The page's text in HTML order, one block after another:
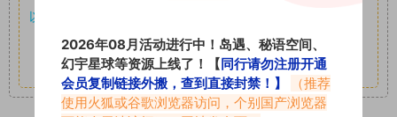
以7z、7z分卷格式压缩，
7-zip；安卓：zarchiver；苹果：解压专家
其它更多疑问请查看站内帮助中心！
2026年08月活动进行中！岛遇、秘语空间、
幻宇星球等资源上线了！【同行请勿注册开通
会员复制链接外搬，查到直接封禁！】
（推荐
使用火狐或谷歌浏览器访问，个别国产浏览器